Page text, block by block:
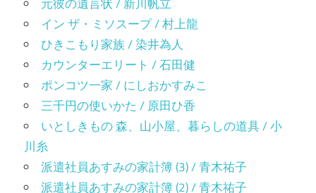
イン ザ・ミソスープ / 村上龍
ひきこもり家族 / 染井為人
カウンターエリート / 石田健
ポンコツ一家 / にしおかすみこ
三千円の使いかた / 原田ひ香
いとしきもの 森、山小屋、暮らしの道具 / 小
川糸
派遣社員あすみの家計簿 (3) / 青木祐子
派遣社員あすみの家計簿 (2) / 青木祐子